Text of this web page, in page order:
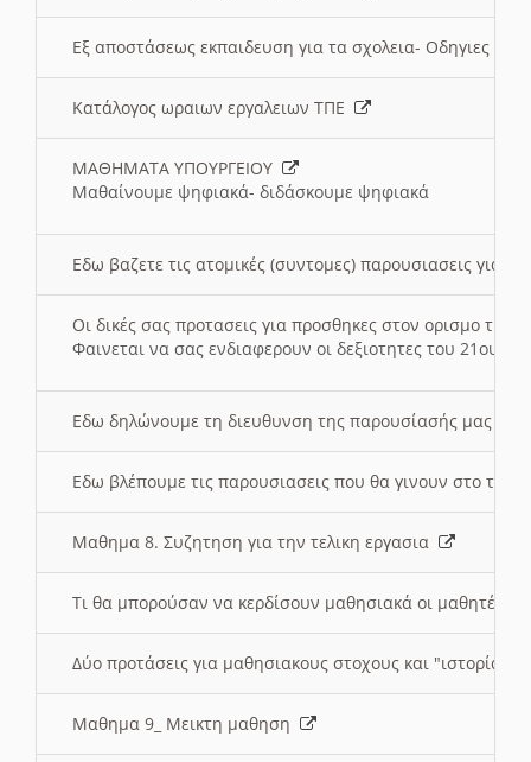
Εξ αποστάσεως εκπαιδευση για τα σχολεια- Οδηγιες
Κατάλογος ωραιων εργαλειων ΤΠΕ
ΜΑΘΗΜΑΤΑ ΥΠΟΥΡΓΕΙΟΥ
Μαθαίνουμε ψηφιακά- διδάσκουμε ψηφιακά
Εδω βαζετε τις ατομικές (συντομες) παρουσιασεις για
Οι δικές σας προτασεις για προσθηκες στον ορισμο
Φαινεται να σας ενδιαφερουν οι δεξιοτητες του 21ου
Εδω δηλώνουμε τη διευθυνση της παρουσίασής μας
Εδω βλέπουμε τις παρουσιασεις που θα γινουν στο
Μαθημα 8. Συζητηση για την τελικη εργασια
Τι θα μπορούσαν να κερδίσουν μαθησιακά οι μαθητές/
Δύο προτάσεις για μαθησιακους στοχους και "ιστορία"
Μαθημα 9_ Μεικτη μαθηση